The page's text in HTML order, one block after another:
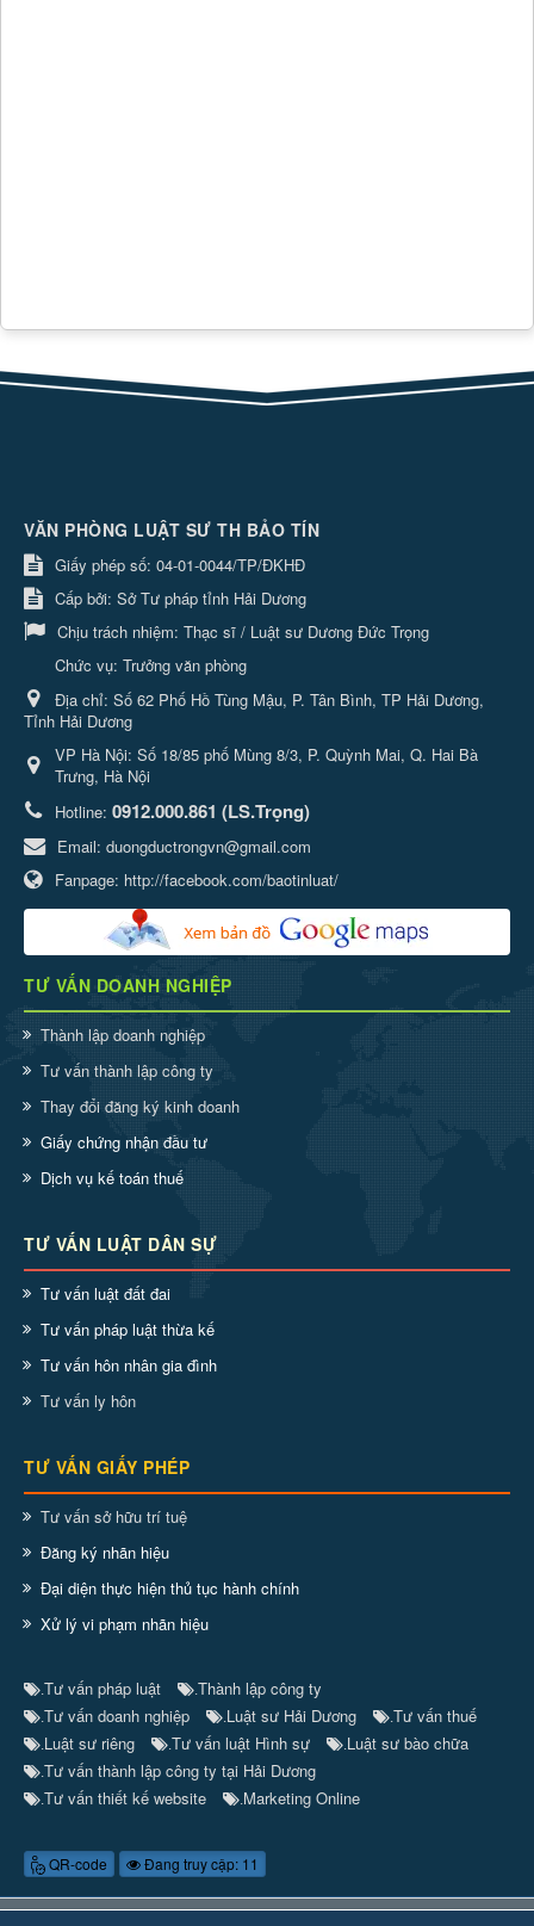
VĂN PHÒNG LUẬT SƯ TH BẢO TÍN
Giấy phép số: 04-01-0044/TP/ĐKHĐ
Cấp bởi: Sở Tư pháp tỉnh Hải Dương
Chịu trách nhiệm: Thạc sĩ / Luật sư Dương Đức Trọng
Chức vụ: Trưởng văn phòng
Địa chỉ: Số 62 Phố Hồ Tùng Mậu, P. Tân Bình, TP Hải Dương,
Tỉnh Hải Dương
VP Hà Nội: Số 18/85 phố Mùng 8/3, P. Quỳnh Mai, Q. Hai Bà
Trưng, Hà Nội
Hotline: 0912.000.861 (LS.Trọng)
Email: duongductrongvn@gmail.com
Fanpage: http://facebook.com/baotinluat/
TƯ VẤN DOANH NGHIỆP
Thành lập doanh nghiệp
Tư vấn thành lập công ty
Thay đổi đăng ký kinh doanh
Giấy chứng nhận đầu tư
Dịch vụ kế toán thuế
TƯ VẤN LUẬT DÂN SỰ
Tư vấn luật đất đai
Tư vấn pháp luật thừa kế
Tư vấn hôn nhân gia đình
Tư vấn ly hôn
TƯ VẤN GIẤY PHÉP
Tư vấn sở hữu trí tuệ
Đăng ký nhãn hiệu
Đại diện thực hiện thủ tục hành chính
Xử lý vi phạm nhãn hiệu
Tư vấn pháp luật Thành lập công ty
Tư vấn doanh nghiệp Luật sư Hải Dương Tư vấn thuế
Luật sư riêng Tư vấn luật Hình sự Luật sư bào chữa
Tư vấn thành lập công ty tại Hải Dương
Tư vấn thiết kế website Marketing Online
QR-code Đang truy cập: 11